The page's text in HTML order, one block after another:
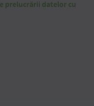
prelucrării datelor cu